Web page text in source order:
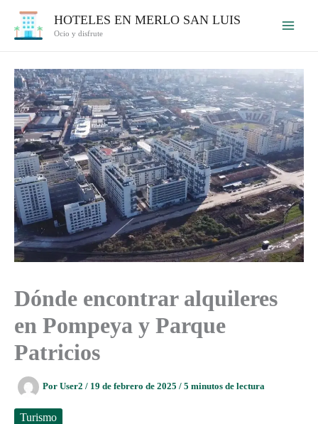
HOTELES EN MERLO SAN LUIS
Ocio y disfrute
Dónde encontrar alquileres
en Pompeya y Parque
Patricios
Por User2 / 19 de febrero de 2025 / 5 minutos de lectura
Turismo